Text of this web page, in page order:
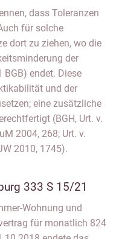
dass Toleranzen
für solche
dort zu ziehen, wo die
der
endet. Diese
und der
eine zusätzliche
(BGH, Urt. v.
2004, 268; Urt. v.
2010, 1745).
333 S 15/21
Wohnung und
für monatlich 824